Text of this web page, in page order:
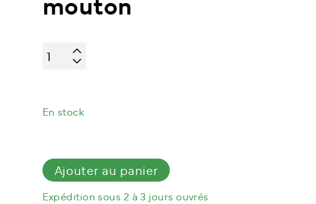
quantité
lavage
de
mouton
En stock
Ajouter au panier
Expédition sous 2 à 3 jours ouvrés